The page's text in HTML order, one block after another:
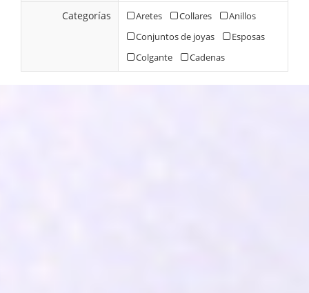
Categorías Aretes Collares
Anillos
Conjuntos de joyas
Esposas
Colgante
Cadenas